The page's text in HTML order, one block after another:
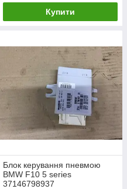
Купити
Блок керування пневмою
BMW F10 5 series
37146798937